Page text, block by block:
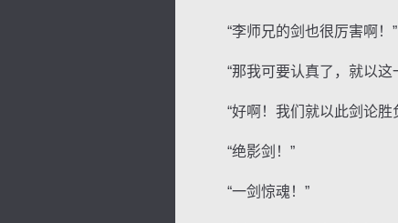
“李师兄的剑也很厉害啊！”
“那我可要认真了，就以这
“好啊！我们就以此剑论胜
“绝影剑！”
“一剑惊魂！”